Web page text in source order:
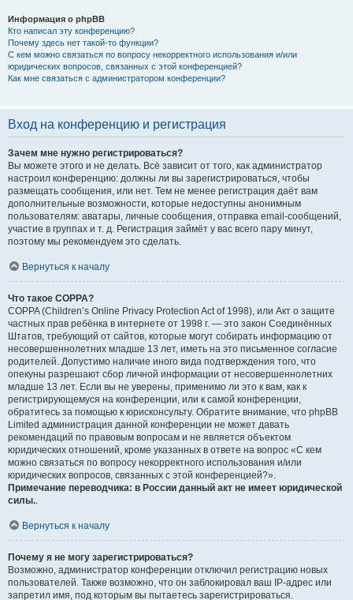
Информация о phpBB
Кто написал эту конференцию?
Почему здесь нет такой-то функции?
С кем можно связаться по вопросу некорректного использования и/или
юридических вопросов, связанных с этой конференцией?
Как мне связаться с администратором конференции?
Вход на конференцию и регистрация
Зачем мне нужно регистрироваться?
Вы можете этого и не делать. Всё зависит от того, как администратор
настроил конференцию: должны ли вы зарегистрироваться, чтобы
размещать сообщения, или нет. Тем не менее регистрация даёт вам
дополнительные возможности, которые недоступны анонимным
пользователям: аватары, личные сообщения, отправка email-сообщений,
участие в группах и т. д. Регистрация займёт у вас всего пару минут,
поэтому мы рекомендуем это сделать.
Вернуться к началу
Что такое COPPA?
COPPA (Children’s Online Privacy Protection Act of 1998), или Акт о защите
частных прав ребёнка в интернете от 1998 г. — это закон Соединённых
Штатов, требующий от сайтов, которые могут собирать информацию от
несовершеннолетних младше 13 лет, иметь на это письменное согласие
родителей. Допустимо наличие иного вида подтверждения того, что
опекуны разрешают сбор личной информации от несовершеннолетних
младше 13 лет. Если вы не уверены, применимо ли это к вам, как к
регистрирующемуся на конференции, или к самой конференции,
обратитесь за помощью к юрисконсульту. Обратите внимание, что phpBB
Limited администрация данной конференции не может давать
рекомендаций по правовым вопросам и не является объектом
юридических отношений, кроме указанных в ответе на вопрос «С кем
можно связаться по вопросу некорректного использования и/или
юридических вопросов, связанных с этой конференцией?».
Примечание переводчика: в России данный акт не имеет юридической
силы..
Вернуться к началу
Почему я не могу зарегистрироваться?
Возможно, администратор конференции отключил регистрацию новых
пользователей. Также возможно, что он заблокировал ваш IP-адрес или
запретил имя, под которым вы пытаетесь зарегистрироваться.